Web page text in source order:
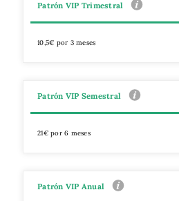
Patrón VIP Trimestral
10,5€ por 3 meses
Patrón VIP Semestral
21€ por 6 meses
Patrón VIP Anual